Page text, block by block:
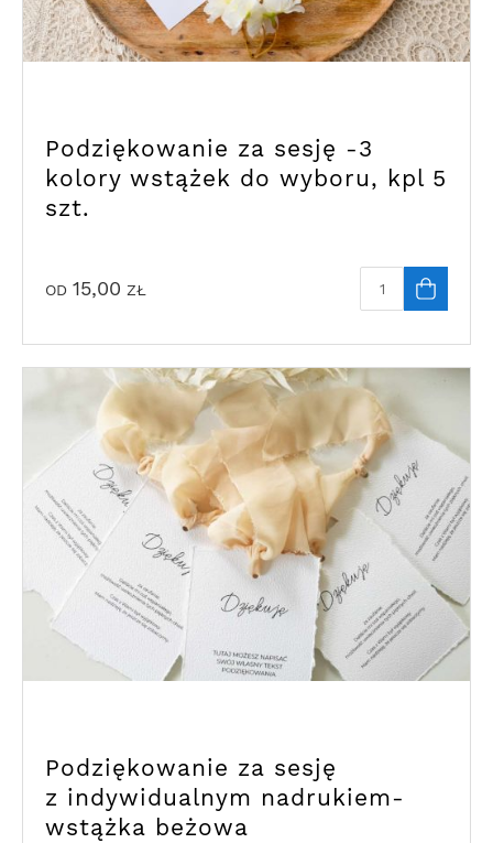
Podziękowanie za sesję -3
kolory wstążek do wyboru, kpl 5
szt.
OD 15,00 ZŁ
Podziękowanie za sesję
z indywidualnym nadrukiem-
wstążka beżowa